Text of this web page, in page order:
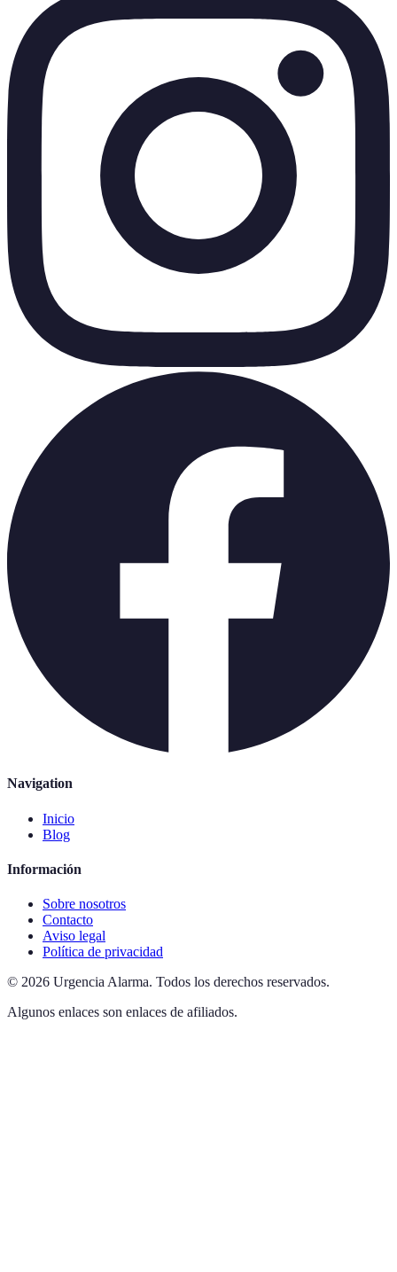
Navigation
Inicio
Blog
Información
Sobre nosotros
Contacto
Aviso legal
Política de privacidad
© 2026 Urgencia Alarma. Todos los derechos reservados.
Algunos enlaces son enlaces de afiliados.